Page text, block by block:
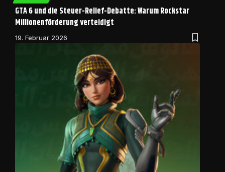
GTA 6 und die Steuer-Relief-Debatte: Warum Rockstar
Millionenförderung verteidigt
19. Februar 2026